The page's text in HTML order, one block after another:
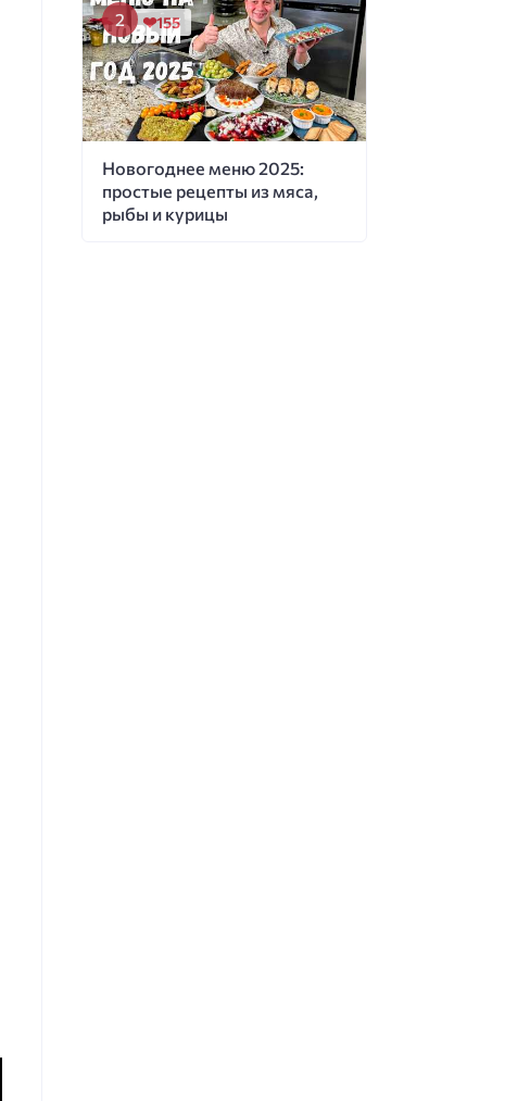
Новогоднее меню 2025:
простые рецепты из мяса,
рыбы и курицы
155